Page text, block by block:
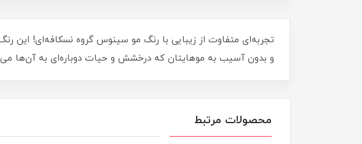
تجربه‌ای متفاوت از زیبایی با رنگ مو سینوس گروه نسکافه‌ای! این
و بدون آسیب به موهایتان که درخشش و حیات دوباره‌ای به آن‌ها
محصولات مرتبط